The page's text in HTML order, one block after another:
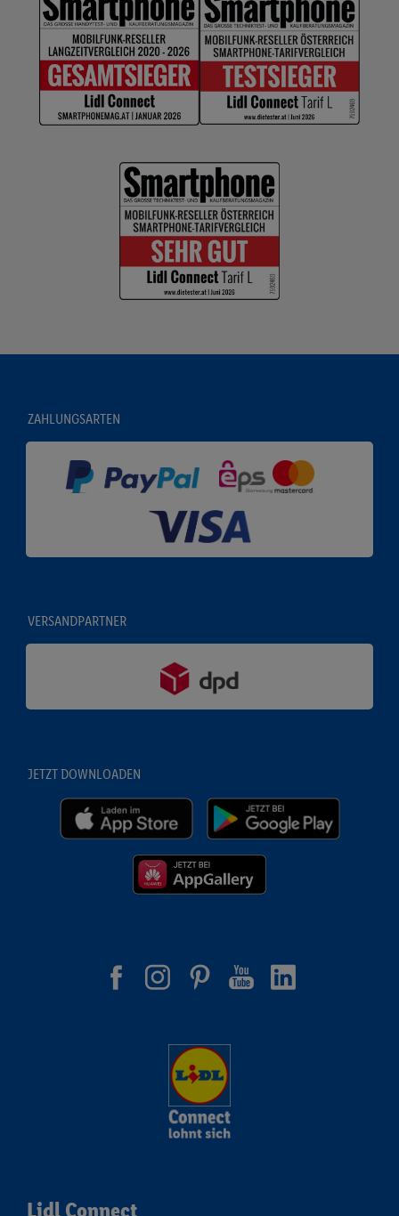
ZAHLUNGSARTEN
VERSANDPARTNER
JETZT DOWNLOADEN
Lidl Connect